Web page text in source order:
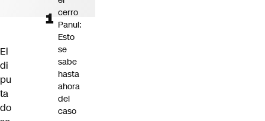
El
di
pu
ta
do
cerro
Panul:
Esto
se
sabe
hasta
ahora
del
caso